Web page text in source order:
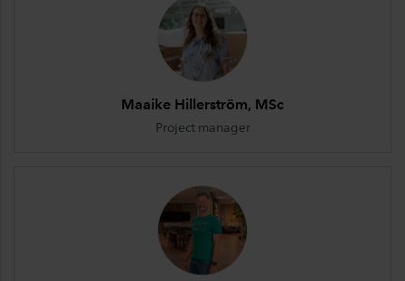
Maaike Hillerström, MSc
Project manager